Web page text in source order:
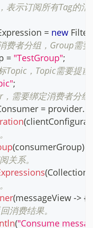
表示订阅所有Tag的消
= new
费者分组，Group需
= "TestGroup";
Topic，Topic需要提
;
需要绑定消费者分
= provider.
(
(consumerGroup)
关系。
(Collections
(messageView -> {
消费结果。
("Consume